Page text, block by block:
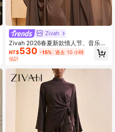
Zivah
Zivah 2026春夏新款情人节、音乐
节、复活节、西部风、游牧风、波西
米亚风、纳什维尔风派对、婚礼、晚
宴、约会、聚会、生日、大学、学
生、日常、基础款、休闲、度假、邮
轮、海滩、日光浴、潮流、优雅、通
勤、商务休闲V领长袖束腰褶皱长裙配
系带+薄纱宽松和服外套两件套，卡其
色两件套，休闲两件套，度假两件
套，女士两件套
NT$530 -15% 過去 10 小時
估計